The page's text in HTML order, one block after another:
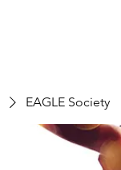
EAGLE Society